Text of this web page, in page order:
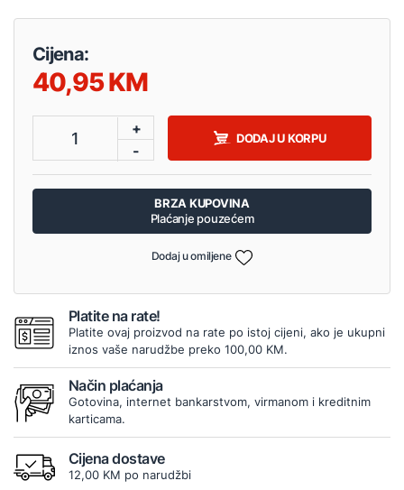
Cijena:
40,95
1
+
-
DODAJ U KORPU
BRZA KUPOVINA
Plaćanje pouzećem
Dodaj u omiljene
Platite na rate!
Platite ovaj proizvod na rate po istoj cijeni, ako je ukupni
iznos vaše narudžbe preko 100,00 KM.
Način plaćanja
Gotovina, internet bankarstvom, virmanom i kreditnim
karticama.
Cijena dostave
12,00 KM po narudžbi